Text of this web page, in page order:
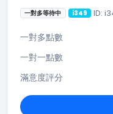
一對多等待中 i349 ID:
一對多點數
一對一點數
滿意度評分